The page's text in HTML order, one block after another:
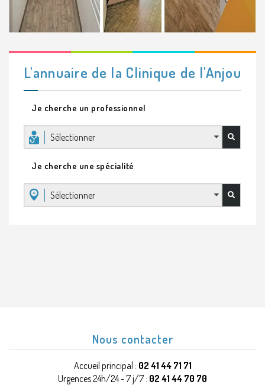
L'annuaire de la Clinique de l'Anjou
Je cherche un professionnel
Sélectionner
Je cherche une spécialité
Sélectionner
Nous contacter
Accueil principal : 02 41 44 71 71
Urgences 24h/24 - 7 j/7 : 02 41 44 70 70